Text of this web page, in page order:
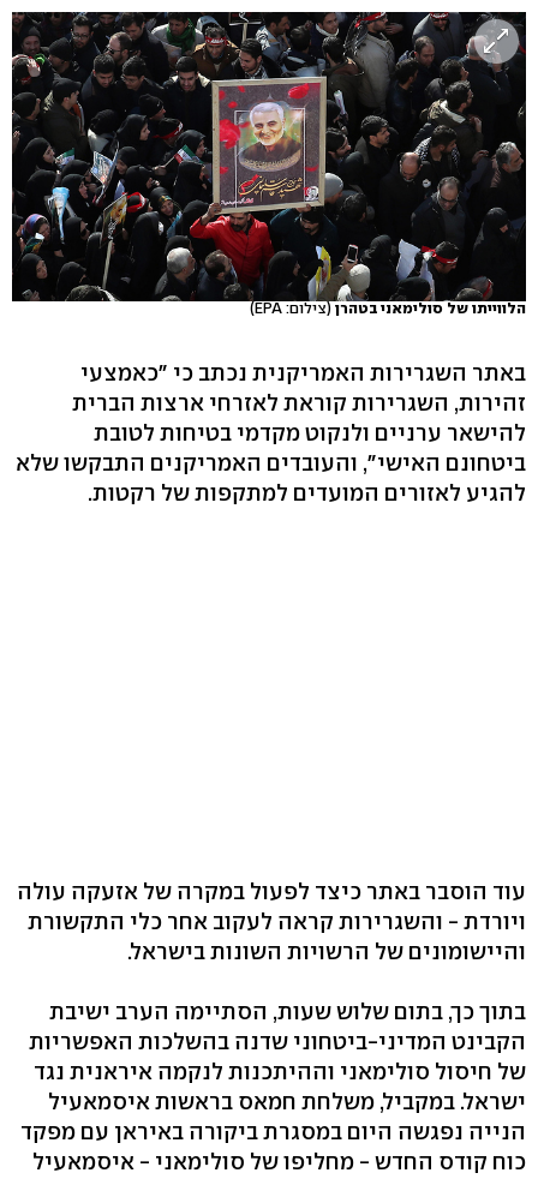
הלווייתו של סולימאני בטהרן(צילום: EPA)
באתר השגרירות האמריקנית נכתב כי "כאמצעי
זהירות, השגרירות קוראת לאזרחי ארצות הברית
להישאר ערניים ולנקוט מקדמי בטיחות לטובת
ביטחונם האישי", והעובדים האמריקנים התבקשו שלא
להגיע לאזורים המועדים למתקפות של רקטות.
עוד הוסבר באתר כיצד לפעול במקרה של אזעקה עולה
ויורדת - והשגרירות קראה לעקוב אחר כלי התקשורת
והיישומונים של הרשויות השונות בישראל.
בתוך כך, בתום שלוש שעות, הסתיימה הערב ישיבת
הקבינט המדיני-ביטחוני שדנה בהשלכות האפשריות
של חיסול סולימאני וההיתכנות לנקמה איראנית נגד
ישראל. במקביל, משלחת חמאס בראשות איסמאעיל
הנייה נפגשה היום במסגרת ביקורה באיראן עם מפקד
כוח קודס החדש - מחליפו של סולימאני - איסמאעיל